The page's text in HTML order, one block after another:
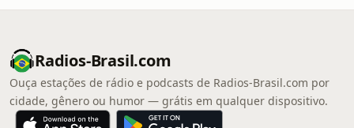
Radios-Brasil.com
Ouça estações de rádio e podcasts de Radios-Brasil.com por
cidade, gênero ou humor — grátis em qualquer dispositivo.